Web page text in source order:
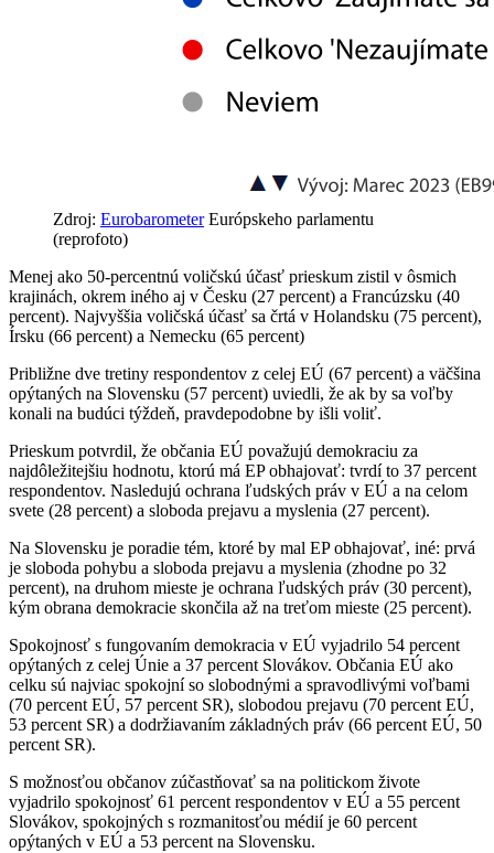
Zdroj: EurobarometerEurópskeho parlamentu
(reprofoto)
Menej ako 50-percentnú voličskú účasť prieskum zistil v ôsmich
krajinách, okrem iného aj v Česku (27 percent) a Francúzsku (40
percent). Najvyššia voličská účasť sa črtá v Holandsku (75 percent),
Írsku (66 percent) a Nemecku (65 percent)
Približne dve tretiny respondentov z celej EÚ (67 percent) a väčšina
opýtaných na Slovensku (57 percent) uviedli, že ak by sa voľby
konali na budúci týždeň, pravdepodobne by išli voliť.
Prieskum potvrdil, že občania EÚ považujú demokraciu za
najdôležitejšiu hodnotu, ktorú má EP obhajovať: tvrdí to 37 percent
respondentov. Nasledujú ochrana ľudských práv v EÚ a na celom
svete (28 percent) a sloboda prejavu a myslenia (27 percent).
Na Slovensku je poradie tém, ktoré by mal EP obhajovať, iné: prvá
je sloboda pohybu a sloboda prejavu a myslenia (zhodne po 32
percent), na druhom mieste je ochrana ľudských práv (30 percent),
kým obrana demokracie skončila až na treťom mieste (25 percent).
Spokojnosť s fungovaním demokracia v EÚ vyjadrilo 54 percent
opýtaných z celej Únie a 37 percent Slovákov. Občania EÚ ako
celku sú najviac spokojní so slobodnými a spravodlivými voľbami
(70 percent EÚ, 57 percent SR), slobodou prejavu (70 percent EÚ,
53 percent SR) a dodržiavaním základných práv (66 percent EÚ, 50
percent SR).
S možnosťou občanov zúčastňovať sa na politickom živote
vyjadrilo spokojnosť 61 percent respondentov v EÚ a 55 percent
Slovákov, spokojných s rozmanitosťou médií je 60 percent
opýtaných v EÚ a 53 percent na Slovensku.